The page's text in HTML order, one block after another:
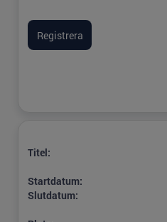
Titel:
Startdatum:
Slutdatum: